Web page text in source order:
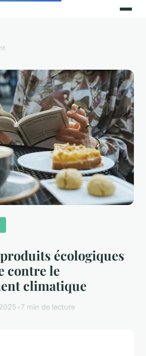
écologiques
contre le
climatique
•7 min de lecture